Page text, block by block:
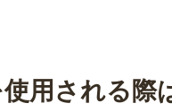
用される際